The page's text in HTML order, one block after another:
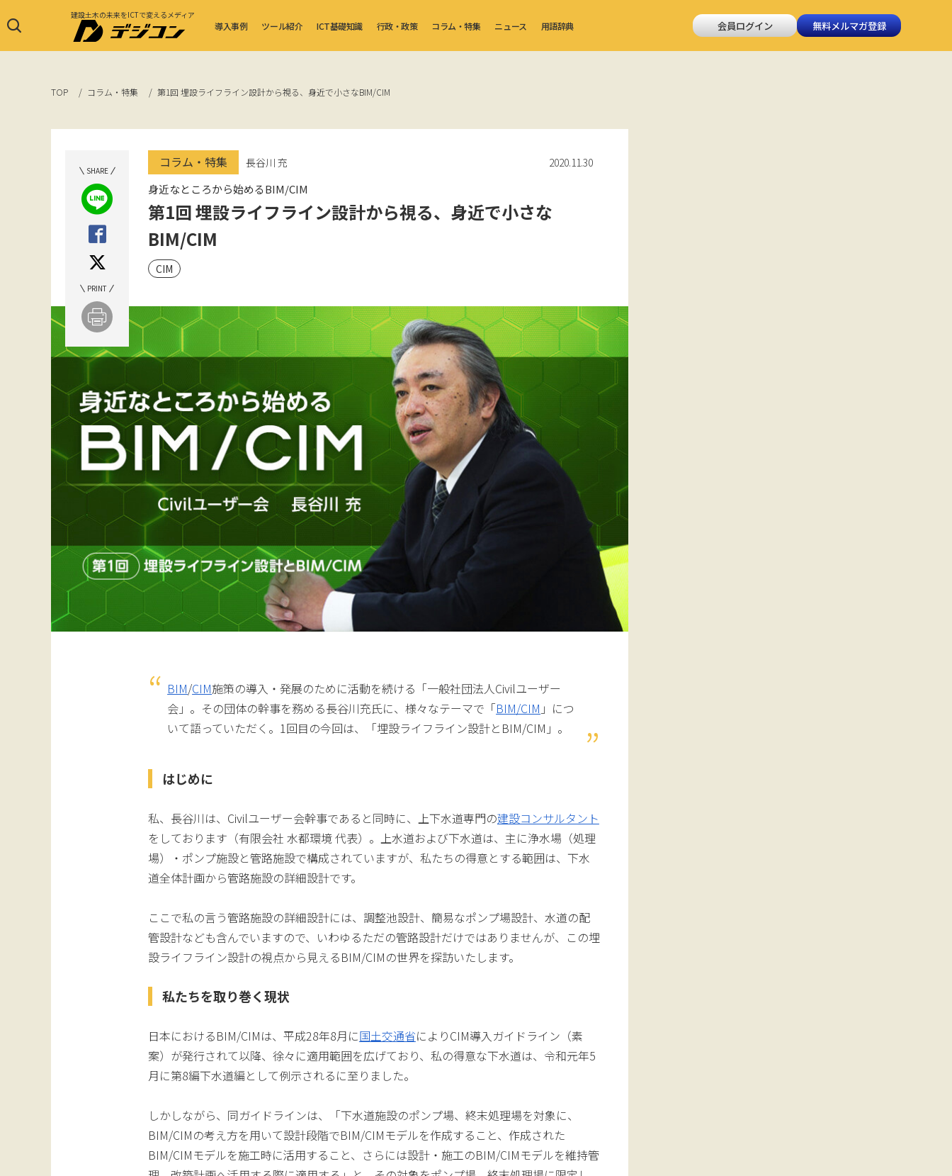
建設土木の未来をICTで変えるメディア
導入事例 ツール紹介 ICT基礎知識 行政・政策 コラム・特集 ニュース 用語辞典 会員ログイン 無料メルマガ登録
TOP コラム・特集 第1回 埋設ライフライン設計から視る、身近で小さなBIM/CIM
コラム・特集 長谷川 充 2020.11.30
身近なところから始めるBIM/CIM
第1回 埋設ライフライン設計から視る、身近で小さな
BIM/CIM
CIM
BIM/CIM施策の導入・発展のために活動を続ける「一般社団法人Civilユーザー
会」。その団体の幹事を務める長谷川充氏に、様々なテーマで「BIM/CIM 」につ
いて語っていただく。1回目の今回は、「埋設ライフライン設計とBIM/CIM」。
はじめに
私、長谷川は、Civilユーザー会幹事であると同時に、上下水道専門の建設コンサルタント
をしております（有限会社 水都環境 代表）。上水道および下水道は、主に浄水場（処理
場）・ポンプ施設と管路施設で構成されていますが、私たちの得意とする範囲は、下水
道全体計画から管路施設の詳細設計です。
ここで私の言う管路施設の詳細設計には、調整池設計、簡易なポンプ場設計、水道の配
管設計なども含んでいますので、いわゆるただの管路設計だけではありませんが、この埋
設ライフライン設計の視点から見えるBIM/CIMの世界を探訪いたします。
私たちを取り巻く現状
日本におけるBIM/CIMは、平成28年8月に国土交通省によりCIM導入ガイドライン（素
案）が発行されて以降、徐々に適用範囲を広げており、私の得意な下水道は、令和元年5
月に第8編下水道編として例示されるに至りました。
しかしながら、同ガイドラインは、「下水道施設のポンプ場、終末処理場を対象に、
BIM/CIMの考え方を用いて設計段階でBIM/CIMモデルを作成すること、作成された
BIM/CIMモデルを施工時に活用すること、さらには設計・施工のBIM/CIMモデルを維持管
SHARE
PRINT